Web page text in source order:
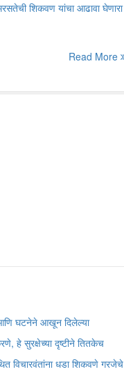
शिकवण यांचा आढावा घेणारा
Read More
आणि घटनेने आखून दिलेल्या
हे सुरक्षेच्या दृष्टीने तितकेच
विचारवंतांना धडा शिकवणे गरजेचे